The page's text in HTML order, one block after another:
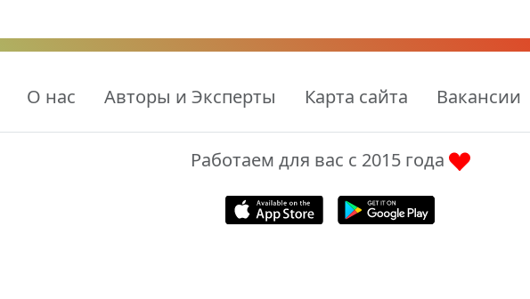
О нас Авторы и Эксперты Карта сайта Вакансии
Работаем для вас с 2015 года